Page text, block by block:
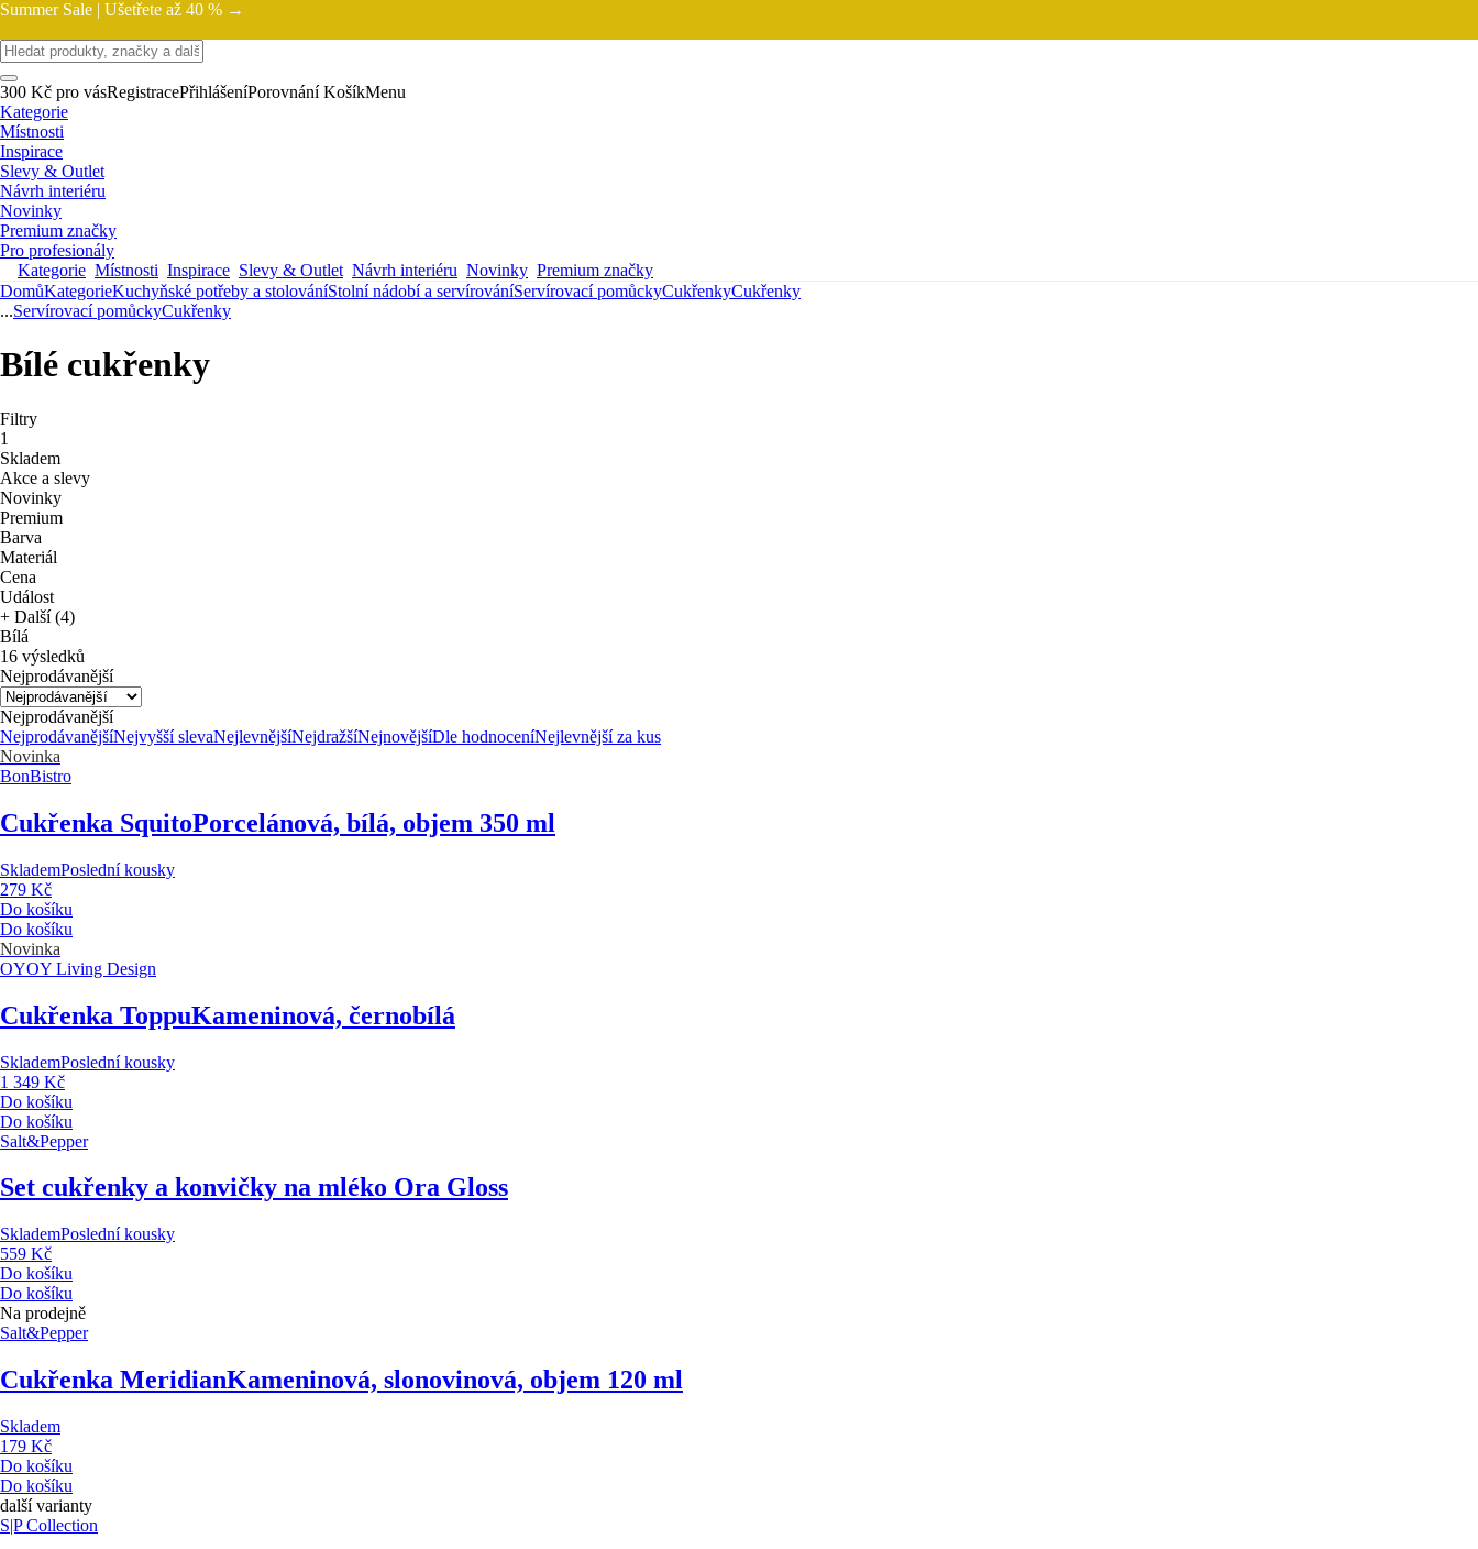
Summer Sale | Ušetřete až 40 % →
300 Kč pro vásRegistracePřihlášeníPorovnání KošíkMenu
Kategorie
Místnosti
Inspirace
Slevy & Outlet
Návrh interiéru
Novinky
Premium značky
Pro profesionály
Kategorie Místnosti Inspirace Slevy & Outlet Návrh interiéru Novinky Premium značky
DomůKategorieKuchyňské potřeby a stolováníStolní nádobí a servírováníServírovací pomůckyCukřenkyCukřenky
...Servírovací pomůckyCukřenky
Bílé cukřenky
Filtry
1
Skladem
Akce a slevy
Novinky
Premium
Barva
Materiál
Cena
Událost
+ Další (4)
Bílá
16 výsledků
Nejprodávanější
Nejprodávanější
NejprodávanějšíNejvyšší slevaNejlevnějšíNejdražšíNejnovějšíDle hodnoceníNejlevnější za kus
Novinka
BonBistro
Cukřenka SquitoPorcelánová, bílá, objem 350 ml
SklademPoslední kousky
279 Kč
Do košíku
Do košíku
Novinka
OYOY Living Design
Cukřenka ToppuKameninová, černobílá
SklademPoslední kousky
1 349 Kč
Do košíku
Do košíku
Salt&Pepper
Set cukřenky a konvičky na mléko Ora Gloss
SklademPoslední kousky
559 Kč
Do košíku
Do košíku
Na prodejně
Salt&Pepper
Cukřenka MeridianKameninová, slonovinová, objem 120 ml
Skladem
179 Kč
Do košíku
Do košíku
další varianty
S|P Collection